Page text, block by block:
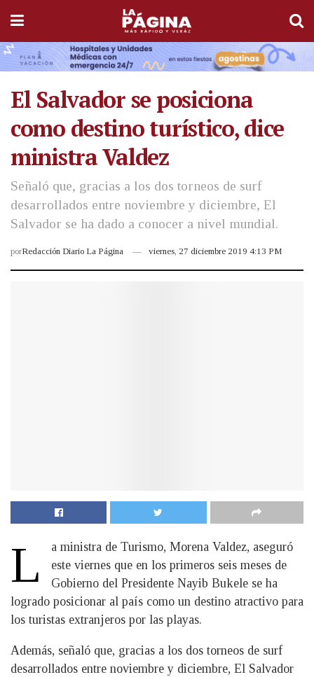
El Salvador se posiciona
como destino turístico, dice
ministra Valdez
Señaló que, gracias a los dos torneos de surf
desarrollados entre noviembre y diciembre, El
Salvador se ha dado a conocer a nivel mundial.
porRedacción Diario La Página viernes, 27 diciembre 2019 4:13 PM
L
a ministra de Turismo, Morena Valdez, aseguró
este viernes que en los primeros seis meses de
Gobierno del Presidente Nayib Bukele se ha
logrado posicionar al país como un destino atractivo para
los turistas extranjeros por las playas.
Además, señaló que, gracias a los dos torneos de surf
desarrollados entre noviembre y diciembre, El Salvador